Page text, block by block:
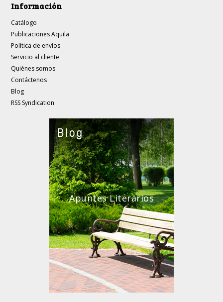
Información
Catálogo
Publicaciones Aquila
Política de envíos
Servicio al cliente
Quiénes somos
Contáctenos
Blog
RSS Syndication
Apuntes Literarios